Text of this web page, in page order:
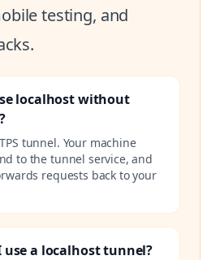
testing, and
localhost without
tunnel. Your machine
to the tunnel service, and
requests back to your
use a localhost tunnel?